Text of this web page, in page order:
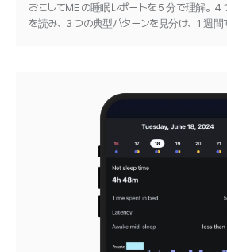
おこしてME の睡眠レポートを 5 分で理解。4
を読み、3 つの典型パターンを見分け、1 週間